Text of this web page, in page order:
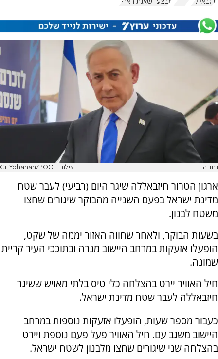
חיזבאללה ביירות מבצע "שאגת הארי"
נתניהו צילום: Gil Yohanan/POOL
ארגון הטרור חיזבאללה שיגר היום (רביעי) לעבר שטח
מדינת ישראל בפעם השנייה מהבוקר שיגורים שחצו
משטח לבנון.
בשעות הבוקר, ולאחר שחווה האזור יממה של שקט,
הופעלו אזעקות במרחב היישוב מנרה ובתוככי העיר קריית
שמונה.
חיל האוויר יירט בהצלחה כלי טיס בלתי מאויש ששיגר
חיזבאללה לעבר שטח מדינת ישראל.
כעבור מספר שעות, הופעלו אזעקות נוספות במרחב
היישוב משגב עם. חיל האוויר פעל פעם נוספת ויירט
בהצלחה שני שיגורים שחצו מלבנון לשטח ישראל.